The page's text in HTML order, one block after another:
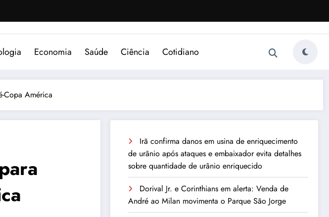
Economia Saúde Ciência Cotidiano
Copa América
Irã confirma danos em usina de enriquecimento
de urânio após ataques e embaixador evita detalhes
sobre quantidade de urânio enriquecido
Dorival Jr. e Corinthians em alerta: Venda de
André ao Milan movimenta o Parque São Jorge